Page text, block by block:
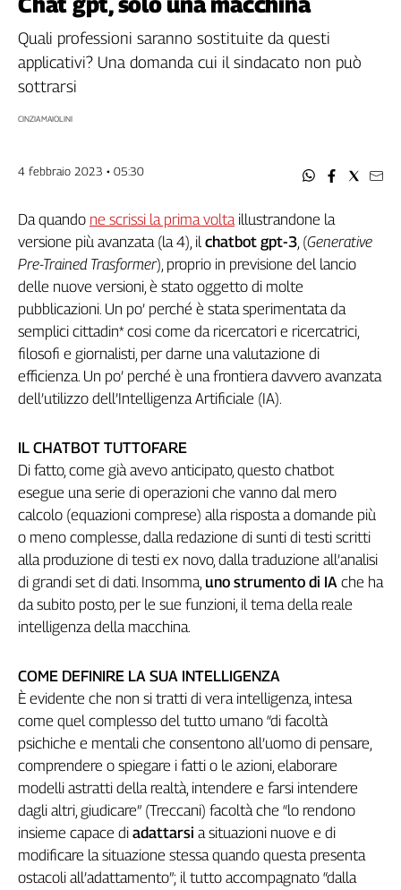
Filcams
Filctem
Fillea
Filt
Flc
Nidil
Slc
Spi
Inca
Caaf
Speciali
G8
di
sangue
della
ragione
120
anni
Cgil
Collettiva
Academy
Collettiva
Rubriche
Collettiva
Talk
La
settimana
Collettiva
Girasoli
Il
Sassolino
Linea
Quali professioni saranno sostituite da questi
applicativi? Una domanda cui il sindacato non può
sottrarsi
CINZIA MAIOLINI
4 febbraio 2023 • 05:30
Da quando ne scrissi la prima voltaillustrandone la
versione più avanzata (la 4), ilchatbot gpt-3, (Generative
Pre-Trained Trasformer), proprio in previsione del lancio
delle nuove versioni, è stato oggetto di molte
pubblicazioni. Un po’ perché è stata sperimentata da
semplici cittadin* cosi come da ricercatori e ricercatrici,
filosofi e giornalisti, per darne una valutazione di
efficienza. Un po’ perché è una frontiera davvero avanzata
dell’utilizzo dell’Intelligenza Artificiale (IA).
IL CHATBOT TUTTOFARE
Di fatto, come già avevo anticipato, questo chatbot
esegue una serie di operazioni che vanno dal mero
calcolo (equazioni comprese) alla risposta a domande più
o meno complesse, dalla redazione di sunti di testi scritti
alla produzione di testi ex novo, dalla traduzione all’analisi
di grandi set di dati. Insomma, uno strumento di IA che ha
da subito posto, per le sue funzioni, il tema della reale
intelligenza della macchina.
COME DEFINIRE LA SUA INTELLIGENZA
È evidente che non si tratti di vera intelligenza, intesa
come quel complesso del tutto umano “di facoltà
psichiche e mentali che consentono all’uomo di pensare,
comprendere o spiegare i fatti o le azioni, elaborare
modelli astratti della realtà, intendere e farsi intendere
dagli altri, giudicare” (Treccani) facoltà che “lo rendono
insieme capace di adattarsi a situazioni nuove e di
modificare la situazione stessa quando questa presenta
ostacoli all’adattamento”; il tutto accompagnato “dalla